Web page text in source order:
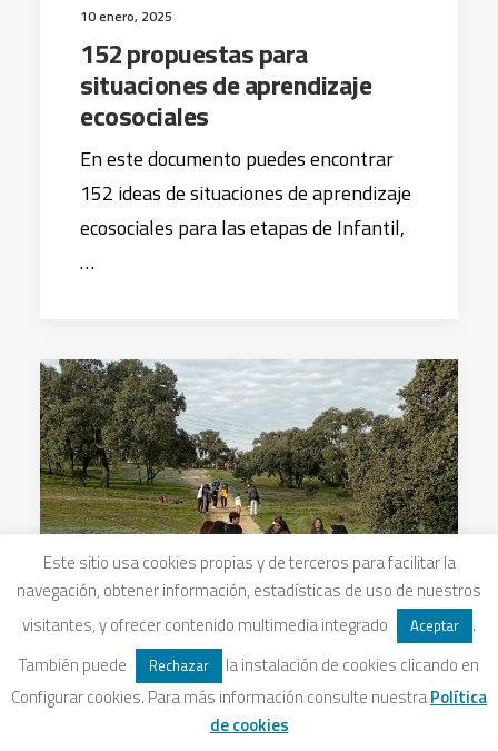
10 enero, 2025
152 propuestas para
situaciones de aprendizaje
ecosociales
En este documento puedes encontrar
152 ideas de situaciones de aprendizaje
ecosociales para las etapas de Infantil,
…
Este sitio usa cookies propias y de terceros para facilitar la
navegación, obtener información, estadísticas de uso de nuestros
visitantes, y ofrecer contenido multimedia integrado
Aceptar
.
También puede
Rechazar
la instalación de cookies clicando en
Configurar cookies. Para más información consulte nuestraPolítica
de cookies